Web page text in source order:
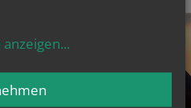
Heiligen
&
...